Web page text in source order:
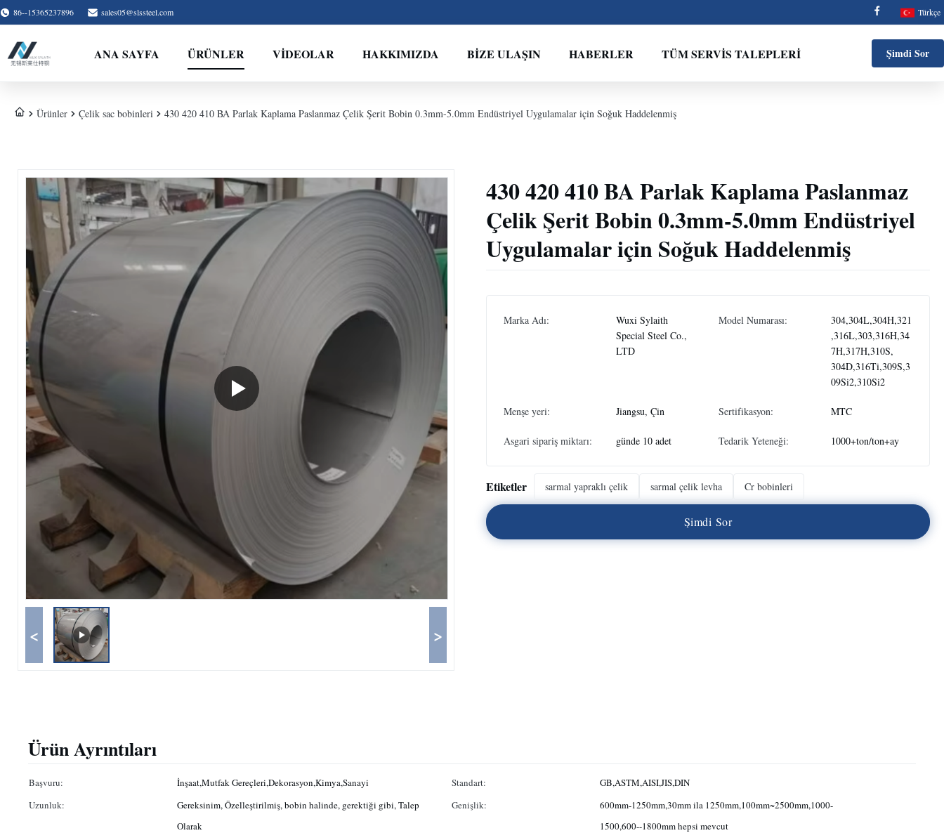
86--15365237896 sales05@slssteel.com Türkçe
ANA SAYFA ÜRÜNLER VİDEOLAR HAKKIMIZDA BIZE ULAŞIN HABERLER TÜM SERVIS TALEPLERI Şimdi Sor
Ürünler Çelik sac bobinleri 430 420 410 BA Parlak Kaplama Paslanmaz Çelik Şerit Bobin 0.3mm-5.0mm Endüstriyel Uygulamalar için Soğuk Haddelenmiş
< >
430 420 410 BA Parlak Kaplama Paslanmaz
Çelik Şerit Bobin 0.3mm-5.0mm Endüstriyel
Uygulamalar için Soğuk Haddelenmiş
Marka Adı:
Wuxi Sylaith
Special Steel Co.,
LTD
Model Numarası:
304,304L,304H,321
,316L,303,316H,34
7H,317H,310S,
304D,316Ti,309S,3
09Si2,310Si2
Menşe yeri: Jiangsu, Çin Sertifikasyon: MTC
Asgari sipariş miktarı: günde 10 adet Tedarik Yeteneği: 1000+ton/ton+ay
Etiketler sarmal yapraklı çelik sarmal çelik levha Cr bobinleri
Şimdi Sor
Ürün Ayrıntıları
Başvuru: İnşaat,Mutfak Gereçleri,Dekorasyon,Kimya,Sanayi Standart:
GB,ASTM,AISI,JIS,DIN
Uzunluk:
Gereksinim, Özelleştirilmiş, bobin halinde, gerektiği gibi, Talep
Olarak
Genişlik:
600mm-1250mm,30mm ila 1250mm,100mm~2500mm,1000-
1500,600--1800mm hepsi mevcut